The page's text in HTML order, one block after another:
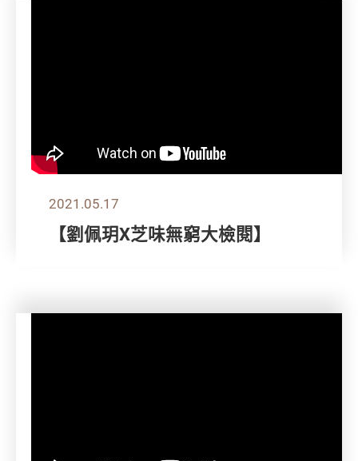
2021.05.17
【劉佩玥X芝味無窮大檢閱】